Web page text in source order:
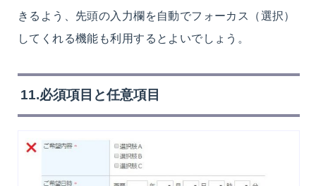
きるよう、先頭の入力欄を自動でフォーカス（選択）
してくれる機能も利用するとよいでしょう。
11.必須項目と任意項目